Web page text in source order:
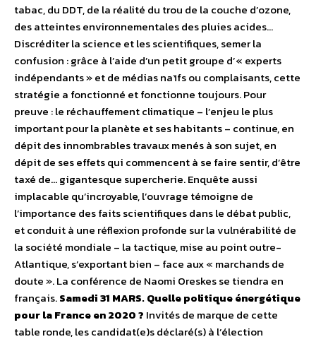
tabac, du DDT, de la réalité du trou de la couche d’ozone,
des atteintes environnementales des pluies acides…
Discréditer la science et les scientifiques, semer la
confusion : grâce à l’aide d’un petit groupe d’« experts
indépendants » et de médias naïfs ou complaisants, cette
stratégie a fonctionné et fonctionne toujours. Pour
preuve : le réchauffement climatique – l’enjeu le plus
important pour la planète et ses habitants – continue, en
dépit des innombrables travaux menés à son sujet, en
dépit de ses effets qui commencent à se faire sentir, d’être
taxé de… gigantesque supercherie. Enquête aussi
implacable qu’incroyable, l’ouvrage témoigne de
l’importance des faits scientifiques dans le débat public,
et conduit à une réflexion profonde sur la vulnérabilité de
la société mondiale – la tactique, mise au point outre-
Atlantique, s’exportant bien – face aux « marchands de
doute ». La conférence de Naomi Oreskes se tiendra en
français.Samedi 31 MARS. Quelle politique énergétique
pour la France en 2020 ? Invités de marque de cette
table ronde, les candidat(e)s déclaré(s) à l’élection